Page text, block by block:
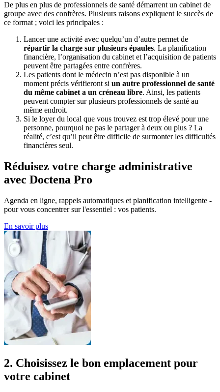
De plus en plus de professionnels de santé démarrent un cabinet de
groupe avec des confrères. Plusieurs raisons expliquent le succès de
ce format ; voici les principales :
Lancer une activité avec quelqu’un d’autre permet de
répartir la charge sur plusieurs épaules. La planification
financière, l’organisation du cabinet et l’acquisition de patients
peuvent être partagées entre confrères.
Les patients dont le médecin n’est pas disponible à un
moment précis vérifieront si un autre professionnel de santé
du même cabinet a un créneau libre. Ainsi, les patients
peuvent compter sur plusieurs professionnels de santé au
même endroit.
Si le loyer du local que vous trouvez est trop élevé pour une
personne, pourquoi ne pas le partager à deux ou plus ? La
réalité, c’est qu’il peut être difficile de surmonter les difficultés
financières seul.
Réduisez votre charge administrative
avec Doctena Pro
Agenda en ligne, rappels automatiques et planification intelligente -
pour vous concentrer sur l'essentiel : vos patients.
En savoir plus
2. Choisissez le bon emplacement pour
votre cabinet